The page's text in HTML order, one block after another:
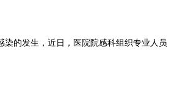
的发生，近日，医院院感科组织专业人员